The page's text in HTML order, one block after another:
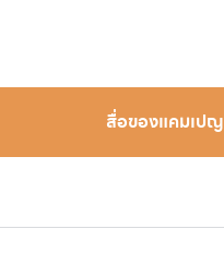
สื่อของแคมเปญ